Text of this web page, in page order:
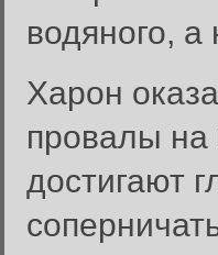
водяного, а
Харон
провалы на
достигают